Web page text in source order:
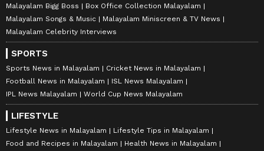
Malayalam Bigg Boss
Box Office Collection Malayalam
Malayalam Songs & Music
Malayalam Miniscreen & TV News
Malayalam Celebrity Interviews
SPORTS
Sports News in Malayalam
Cricket News in Malayalam
Football News in Malayalam
ISL News Malayalam
IPL News Malayalam
World Cup News Malayalam
LIFESTYLE
Lifestyle News in Malayalam
Lifestyle Tips in Malayalam
Food and Recipes in Malayalam
Health News in Malayalam